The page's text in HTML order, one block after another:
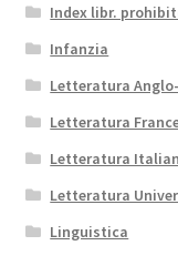
Index libr.
Infanzia
Letteratura
Letteratura
Letteratura
Letteratura
Linguistica